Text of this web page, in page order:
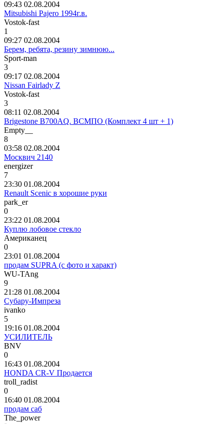
09:43 02.08.2004
Mitsubishi Pajero 1994г.в.
Vostok-fast
1
09:27 02.08.2004
Берем, ребята, резину зимнюю...
Sport-man
3
09:17 02.08.2004
Nissan Fairlady Z
Vostok-fast
3
08:11 02.08.2004
Brigestone B700AQ. ВСМПО (Комплект 4 шт + 1)
Empty__
8
03:58 02.08.2004
Москвич 2140
еnеrgizеr
7
23:30 01.08.2004
Renault Scenic в хорошие руки
park_er
0
23:22 01.08.2004
Куплю лобовое стекло
Американец
0
23:01 01.08.2004
продам SUPRA (с фото и характ)
WU-TAng
9
21:28 01.08.2004
Субару-Импреза
ivanko
5
19:16 01.08.2004
УСИЛИТЕЛЬ
BNV
0
16:43 01.08.2004
HONDA CR-V Продается
troll_radist
0
16:40 01.08.2004
продам саб
The_power